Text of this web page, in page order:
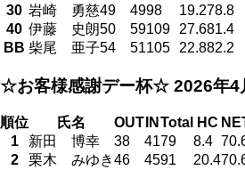
30 岩崎 勇慈49 4998 19.278.8
40 伊藤 史朗50 59109 27.681.4
BB 柴尾 亜子54 51105 22.882.2
☆お客様感謝デー杯☆ 2026年4
順位 氏名 OUT IN Total HC
1
新田 博幸 38 4179 8.4
2
栗木 みゆき46 4591 20.4